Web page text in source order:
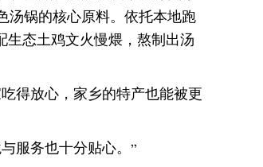
汤锅的核心原料。依托本地跑
态土鸡文火慢煨，熬制出汤
得放心，家乡的特产也能被更
服务也十分贴心。”